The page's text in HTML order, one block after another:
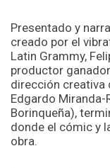
Presentado y
creado por el
Latin Grammy,
productor
dirección creativa
Edgardo
Borinqueña),
donde el cómic y
obra.